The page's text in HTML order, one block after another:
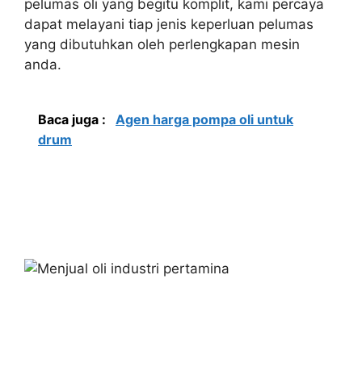
pelumas oli yang begitu komplit, kami percaya
dapat melayani tiap jenis keperluan pelumas
yang dibutuhkan oleh perlengkapan mesin
anda.
Baca juga :
Agen harga pompa oli untuk
drum